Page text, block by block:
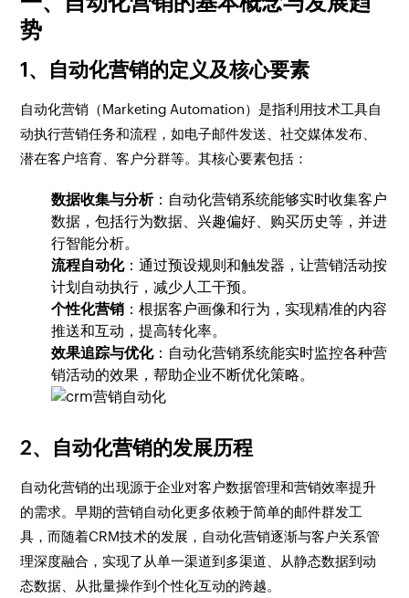
势
1、自动化营销的定义及核心要素
自动化营销（Marketing Automation）是指利用技术工具自
动执行营销任务和流程，如电子邮件发送、社交媒体发布、
潜在客户培育、客户分群等。其核心要素包括：
数据收集与分析：自动化营销系统能够实时收集客户
数据，包括行为数据、兴趣偏好、购买历史等，并进
行智能分析。
流程自动化：通过预设规则和触发器，让营销活动按
计划自动执行，减少人工干预。
个性化营销 ：根据客户画像和行为，实现精准的内容
推送和互动，提高转化率。
效果追踪与优化：自动化营销系统能实时监控各种营
销活动的效果，帮助企业不断优化策略。
2、自动化营销的发展历程
自动化营销的出现源于企业对客户数据管理和营销效率提升
的需求。早期的营销自动化更多依赖于简单的邮件群发工
具，而随着CRM技术的发展，自动化营销逐渐与客户关系管
理深度融合，实现了从单一渠道到多渠道、从静态数据到动
态数据、从批量操作到个性化互动的跨越。